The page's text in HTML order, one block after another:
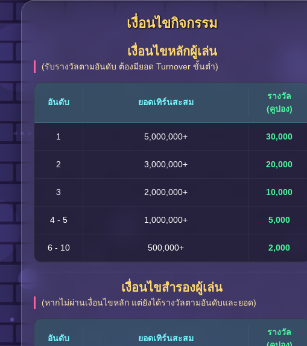
เงื่อนไขกิจกรรม
เงื่อนไขหลักผู้เล่น
(รับรางวัลตามอันดับ ต้องมียอด Turnover ขั้นต่ำ)
อันดับ ยอดเทิร์นสะสม
รางวัล
(คูปอง)
1 5,000,000+ 30,000
2 3,000,000+ 20,000
3 2,000,000+ 10,000
4 - 5 1,000,000+ 5,000
6 - 10 500,000+ 2,000
เงื่อนไขสำรองผู้เล่น
(หากไม่ผ่านเงื่อนไขหลัก แต่ยังได้รางวัลตามอันดับและยอด)
อันดับ ยอดเทิร์นสะสม
รางวัล